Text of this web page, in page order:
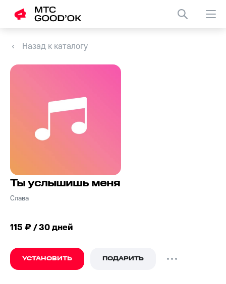
Назад к каталогу
Ты услышишь меня
Слава
115 ₽ / 30 дней
УСТАНОВИТЬ ПОДАРИТЬ